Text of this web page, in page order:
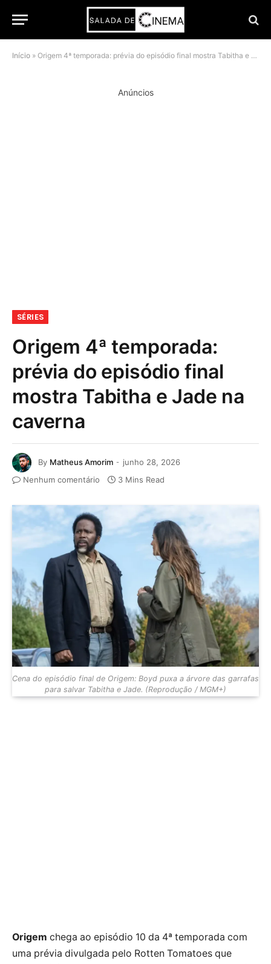
Início » Origem 4ª temporada: prévia do episódio final mostra Tabitha e Jade na caverna
Anúncios
SÉRIES
Origem 4ª temporada:
prévia do episódio final
mostra Tabitha e Jade na
caverna
By Matheus Amorim
junho 28, 2026
Nenhum comentário
3 Mins Read
Cena do episódio final de Origem: Boyd puxa a árvore das garrafas
para salvar Tabitha e Jade. (Reprodução / MGM+)
Origem chega ao episódio 10 da 4ª temporada com
uma prévia divulgada pelo Rotten Tomatoes que